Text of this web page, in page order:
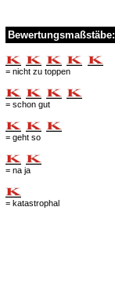
Bewertungsmaßstäbe:
= nicht zu toppen
= schon gut
= geht so
= na ja
= katastrophal